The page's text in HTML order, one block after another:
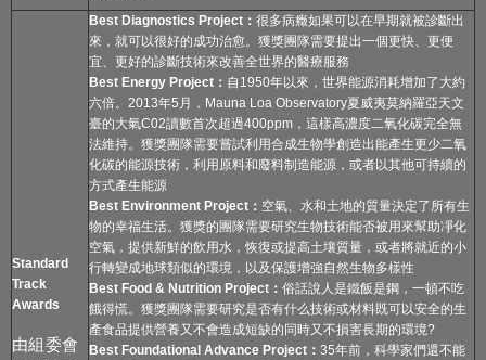
Standard
Track
Awards
由組委會
Best Diagnostics Project ： 很多病癥如果可以在早期就被診斷出
來，就可以很好的成功治愈。獲獎團隊需要提出一個更快、更便
宜、更好的診斷技術來改善全世界的醫療服務
Best Energy Project ： 自1950年以來，世界能源消耗增加了大約
六倍。2013年5月，Mauna Loa Observatory夏威夷莫納羅亞天文
臺的大氣C02讀數首次超過400ppm，這樣高濃度二氧化碳完全無
法維持。獲獎團隊需要嘗試利用合成生物學創造出能產生更少二氧
化碳的能源技術，利用原料和廢料制造能源，或者以其他可持續的
方式產生能源
Best Environment Project ： 空氣、水和土地的質量決定了所有生
物的幸福生活。獲獎的團隊需要研究生物技術能否被用來幫助凈化
空氣，提供新鮮的飲用水，恢復或提高土壤質量，或者將就近的小
行轉變成地球類似的環境，以及保護增強自然生物多樣性
Best Food & Nutrition Project ： 俗話說人是鐵飯是鋼，一頓不吃
餓得慌。獲獎團隊需要研究是否有什么技術或材料既可以安全的生
產食品提供營養又不會造成短缺的同時又不損害長期的環境?
Best Foundational Advance Project ： 35年前，科學家們還不能